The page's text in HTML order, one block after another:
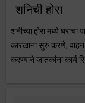
शनिची होरा
शनीच्या होरा मध्ये
कारखाना सुरु करणे,
करण्याने जातकांना कार्य